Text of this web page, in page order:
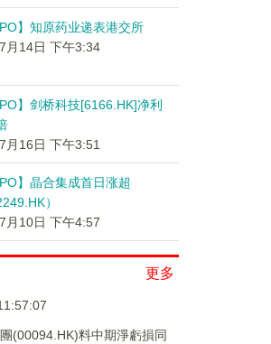
】知原药业递表港交所
月14日 下午3:34
】剑桥科技[6166.HK]净利
月16日 下午3:51
】晶合集成首日涨超
）
月10日 下午4:57
更多
團(00094.HK)料中期淨虧損同